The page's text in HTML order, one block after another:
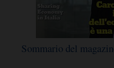
Sommario del